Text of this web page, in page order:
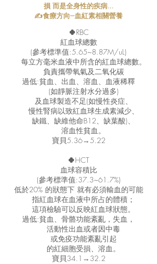
損 而是全身性的疾病...
✍食療方向---血紅素相關營養
🍀RBC
紅血球總數
(參考標準值:5.65~8.87M/uL)
每立方毫米血液中所含的紅血球總數。
負責攜帶氧氣及二氧化碳
過低:貧血、出血、溶血、血液稀釋
(如靜脈注射水分過多)
及血球製造不足(如慢性炎症、
慢性腎病以致紅血球生成素減少、
缺鐵、缺維他命B12、缺葉酸)、
溶血性貧血。
寶貝5.36→5.22
🍀HCT
血球容積比
(參考標準值:37.3~61.7%)
低於20% 的狀態下 就有必須輸血的可能
指紅血球在血液中所占的體積；
這項檢驗可以反映紅血球狀態。
過低:貧血、骨骼功能紊亂，失血，
活動性出血或者因中毒
或免疫功能紊亂引起
的紅細胞受損、溶血。
寶貝34.1→32.2